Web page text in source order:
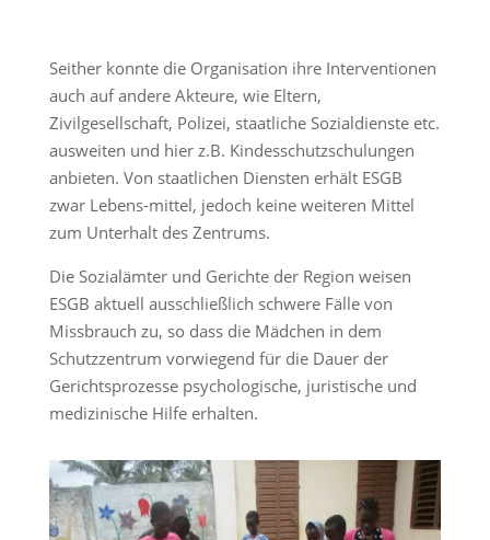
Seither konnte die Organisation ihre Interventionen
auch auf andere Akteure, wie Eltern,
Zivilgesellschaft, Polizei, staatliche Sozialdienste etc.
ausweiten und hier z.B. Kindesschutzschulungen
anbieten. Von staatlichen Diensten erhält ESGB
zwar Lebens-mittel, jedoch keine weiteren Mittel
zum Unterhalt des Zentrums.
Die Sozialämter und Gerichte der Region weisen
ESGB aktuell ausschließlich schwere Fälle von
Missbrauch zu, so dass die Mädchen in dem
Schutzzentrum vorwiegend für die Dauer der
Gerichtsprozesse psychologische, juristische und
medizinische Hilfe erhalten.